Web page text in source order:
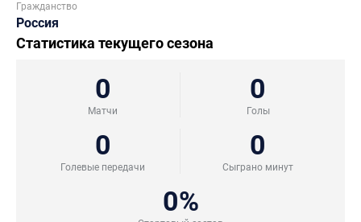
Гражданство
Россия
Статистика текущего сезона
0
Матчи
0
Голы
0
Голевые передачи
0
Сыграно минут
0%